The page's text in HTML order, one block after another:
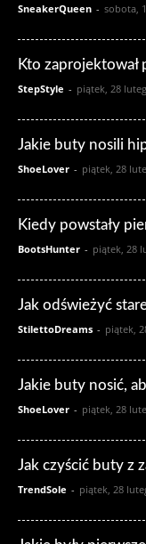
SneakerQueen - sobota,
Kto zaprojektował
StepStyle - piątek, 28
Jakie buty nosili
ShoeLover - piątek, 28
Kiedy powstały
BootsHunter - piątek, 28
Jak odświeżyć
StilettoDreams - piątek,
Jakie buty nosić,
ShoeLover - piątek, 28
Jak czyścić buty z
TrendSole - piątek, 28